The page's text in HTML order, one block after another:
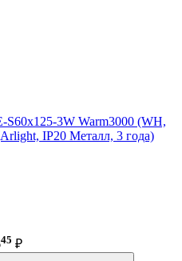
3W Warm3000 (WH,
IP20 Металл, 3 года)
45 ₽